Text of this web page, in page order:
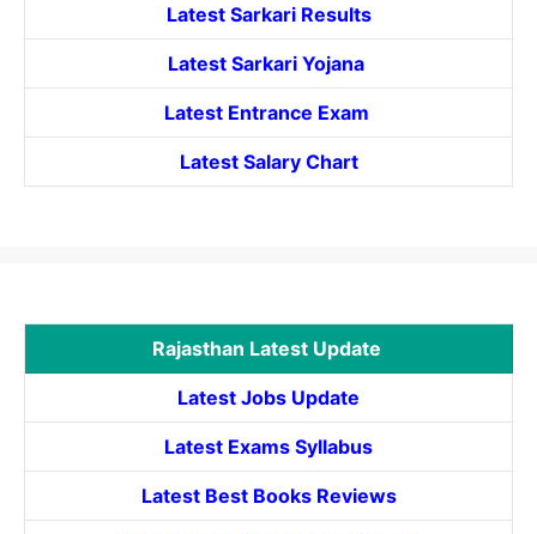
Latest Sarkari Results
Latest Sarkari Yojana
Latest Entrance Exam
Latest Salary Chart
Rajasthan Latest Update
Latest Jobs Update
Latest Exams Syllabus
Latest Best Books Reviews